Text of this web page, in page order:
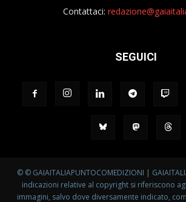
Contattaci:
SEGUICI
© © GAIAITALIAPUNTOCOMEDIZIONI |
indicazioni relative al copyright si riferiscono
immagini, salvo dove diversamente indicato,